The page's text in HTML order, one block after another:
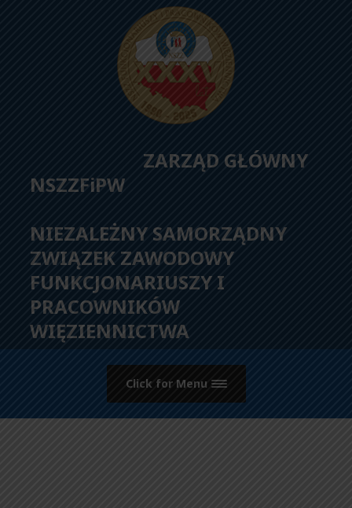
ZARZĄD GŁÓWNY
NSZZFiPW
NIEZALEŻNY SAMORZĄDNY
ZWIĄZEK ZAWODOWY
FUNKCJONARIUSZY I
PRACOWNIKÓW
WIĘZIENNICTWA
Click for Menu